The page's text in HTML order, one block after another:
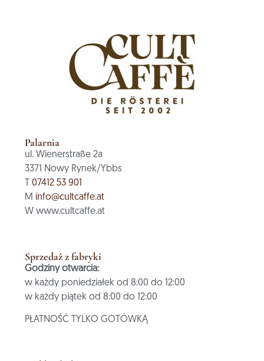
Palarnia
ul. Wienerstraße 2a
3371 Nowy Rynek/Ybbs
T07412 53 901
M info@cultcaffe.at
W www.cultcaffe.at
Sprzedaż z fabryki
Godziny otwarcia:
w każdy poniedziałek od 8:00 do 12:00
w każdy piątek od 8:00 do 12:00
PŁATNOŚĆ TYLKO GOTÓWKĄ